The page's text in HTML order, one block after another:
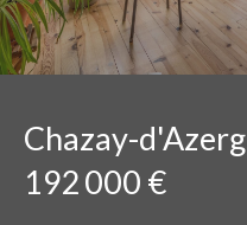
Chazay-
192 000 €